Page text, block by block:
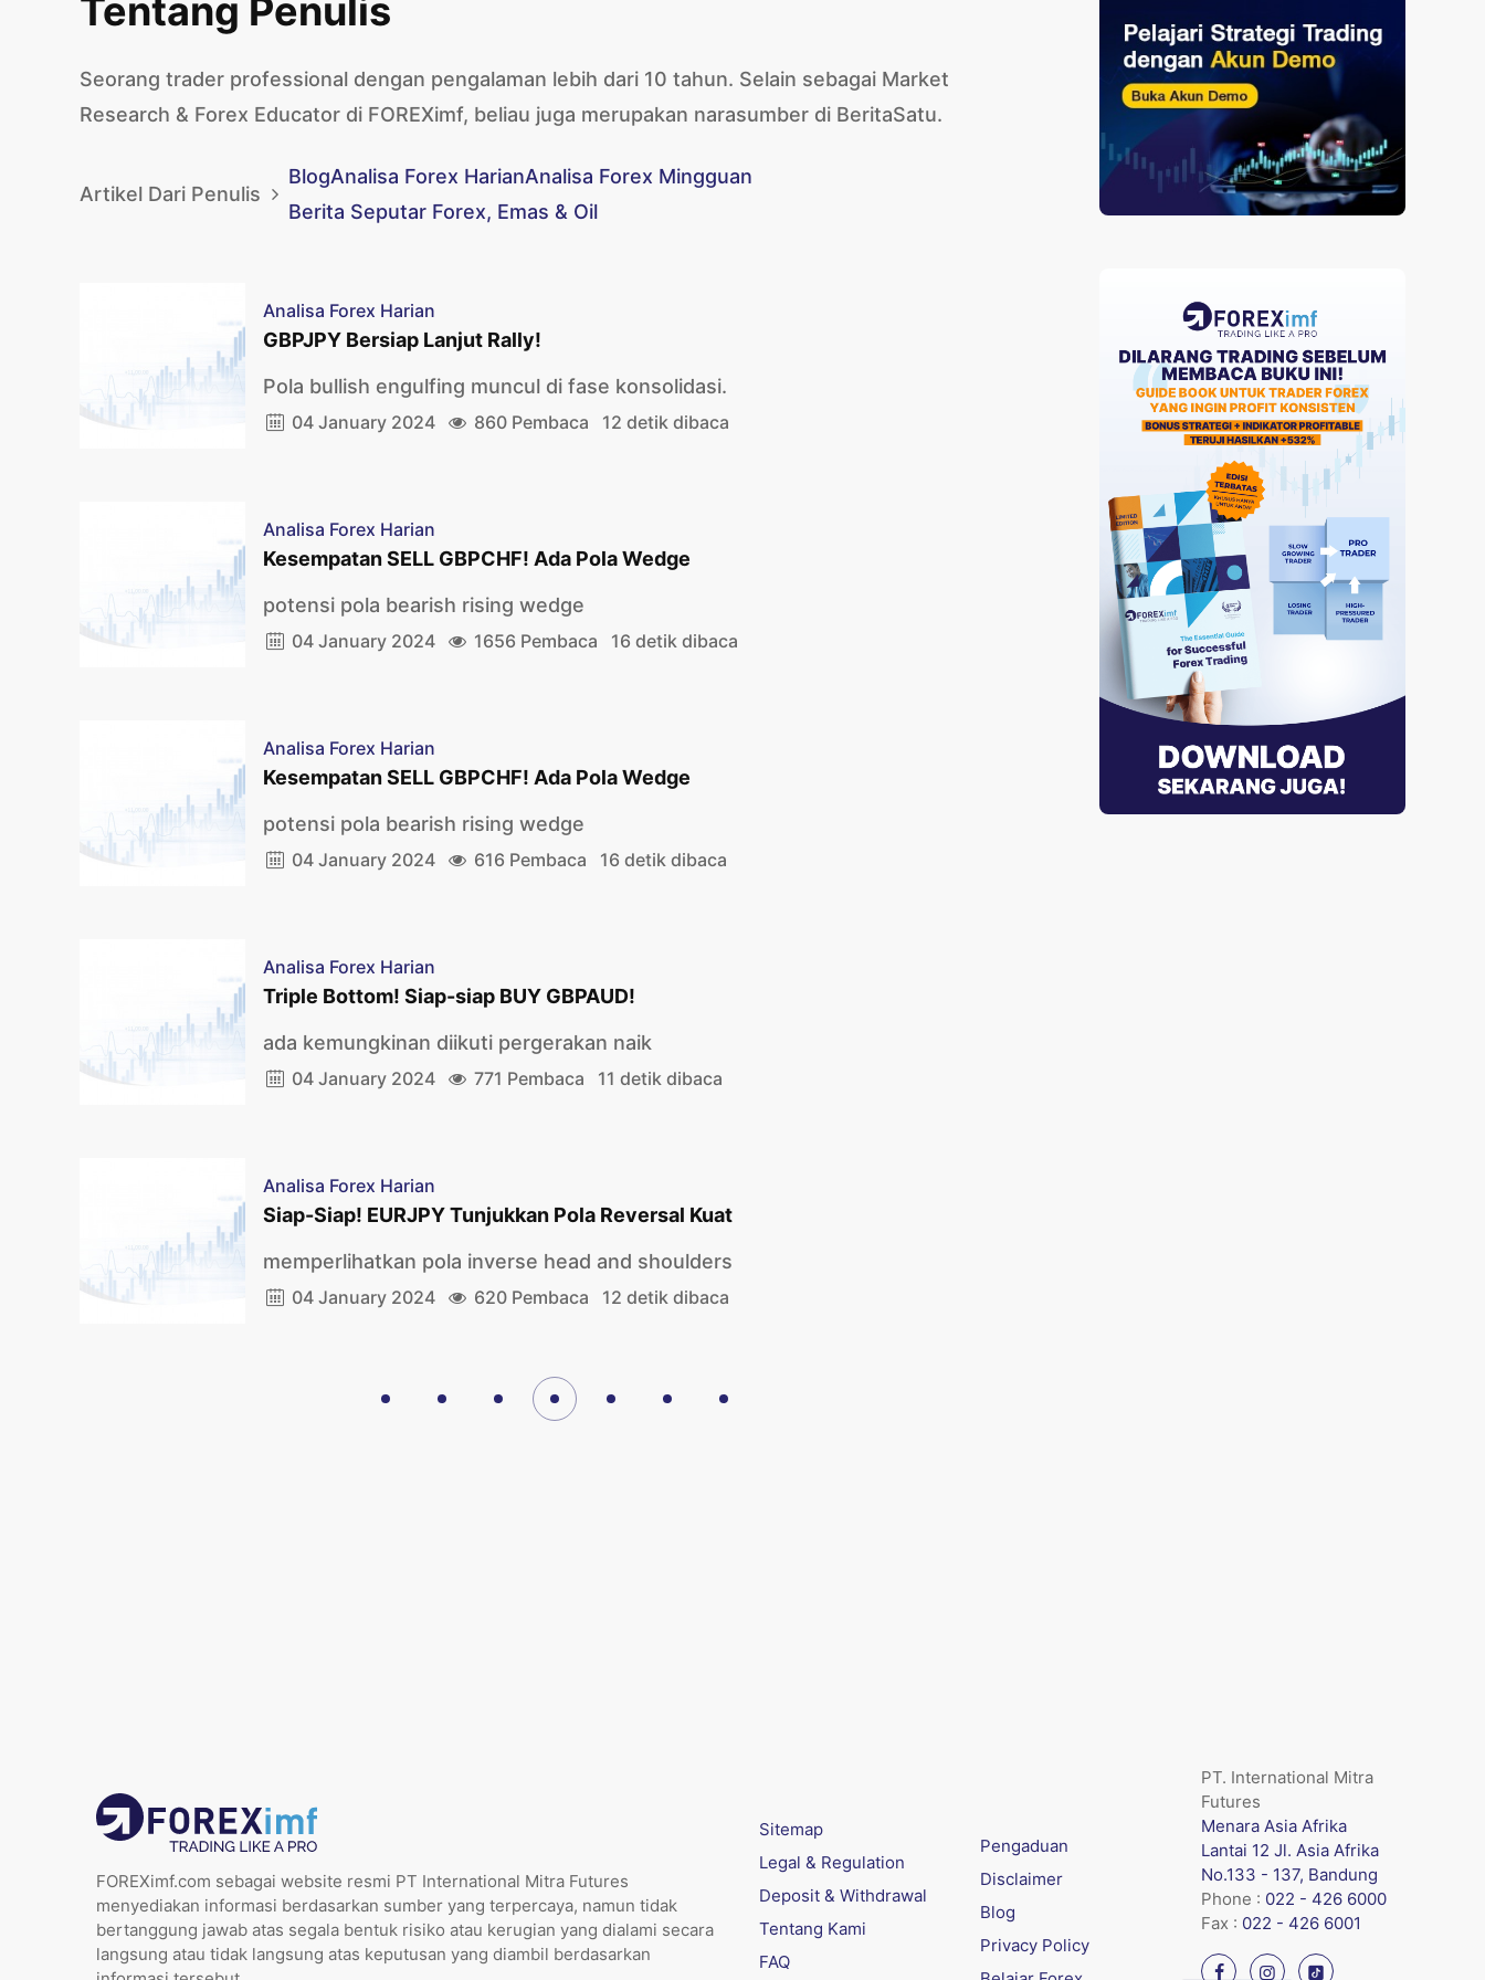
Tentang Penulis
Seorang trader professional dengan pengalaman lebih dari 10 tahun. Selain sebagai Market
Research & Forex Educator di FOREXimf, beliau juga merupakan narasumber di BeritaSatu.
Artikel Dari Penulis
BlogAnalisa Forex HarianAnalisa Forex Mingguan
Berita Seputar Forex, Emas & Oil
Analisa Forex Harian
GBPJPY Bersiap Lanjut Rally!
Pola bullish engulfing muncul di fase konsolidasi.
04 January 2024 860 Pembaca 12 detik dibaca
Analisa Forex Harian
Kesempatan SELL GBPCHF! Ada Pola Wedge
potensi pola bearish rising wedge
04 January 2024 1656 Pembaca 16 detik dibaca
Analisa Forex Harian
Kesempatan SELL GBPCHF! Ada Pola Wedge
potensi pola bearish rising wedge
04 January 2024 616 Pembaca 16 detik dibaca
Analisa Forex Harian
Triple Bottom! Siap-siap BUY GBPAUD!
ada kemungkinan diikuti pergerakan naik
04 January 2024 771 Pembaca 11 detik dibaca
Analisa Forex Harian
Siap-Siap! EURJPY Tunjukkan Pola Reversal Kuat
memperlihatkan pola inverse head and shoulders
04 January 2024 620 Pembaca 12 detik dibaca
FOREXimf.com sebagai website resmi PT International Mitra Futures
menyediakan informasi berdasarkan sumber yang terpercaya, namun tidak
bertanggung jawab atas segala bentuk risiko atau kerugian yang dialami secara
langsung atau tidak langsung atas keputusan yang diambil berdasarkan
Sitemap
Legal & Regulation
Deposit & Withdrawal
Tentang Kami
FAQ
Pengaduan
Disclaimer
Blog
Privacy Policy
PT. International Mitra
Futures
Menara Asia Afrika
Lantai 12 Jl. Asia Afrika
No.133 - 137, Bandung
Phone : 022 - 426 6000
Fax : 022 - 426 6001